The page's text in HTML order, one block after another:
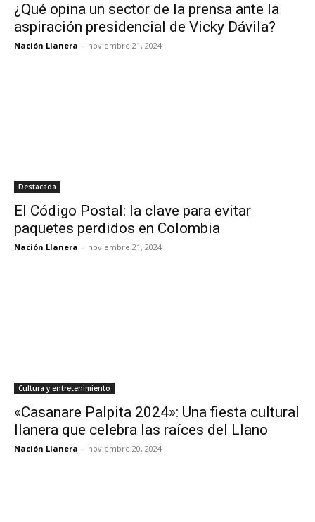
¿Qué opina un sector de la prensa ante la
aspiración presidencial de Vicky Dávila?
Nación Llanera - noviembre 21, 2024
Destacada
El Código Postal: la clave para evitar
paquetes perdidos en Colombia
Nación Llanera - noviembre 21, 2024
Cultura y entretenimiento
«Casanare Palpita 2024»: Una fiesta cultural
llanera que celebra las raíces del Llano
Nación Llanera - noviembre 20, 2024